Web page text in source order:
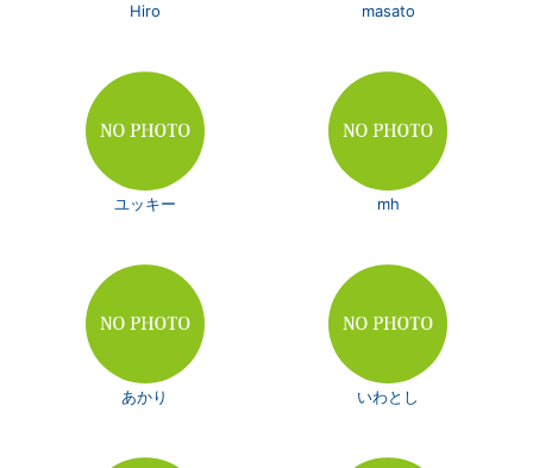
Hiro masato
ユッキー mh
あかり いわとし